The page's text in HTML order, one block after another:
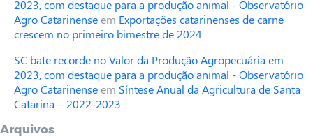
2023, com destaque para a produção animal - Observatório
Agro Catarinenseem Exportações catarinenses de carne
crescem no primeiro bimestre de 2024
SC bate recorde no Valor da Produção Agropecuária em
2023, com destaque para a produção animal - Observatório
Agro Catarinenseem Síntese Anual da Agricultura de Santa
Catarina – 2022-2023
Arquivos